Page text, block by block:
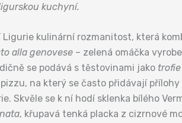
kuchyní.
Ligurie kulinární rozmanitost, která
alla genovese – zelená omáčka
se podává s těstovinami jako trofie
na který se často přidávají
Skvěle se k ní hodí sklenka bílého
, křupavá tenká placka z cizrnové